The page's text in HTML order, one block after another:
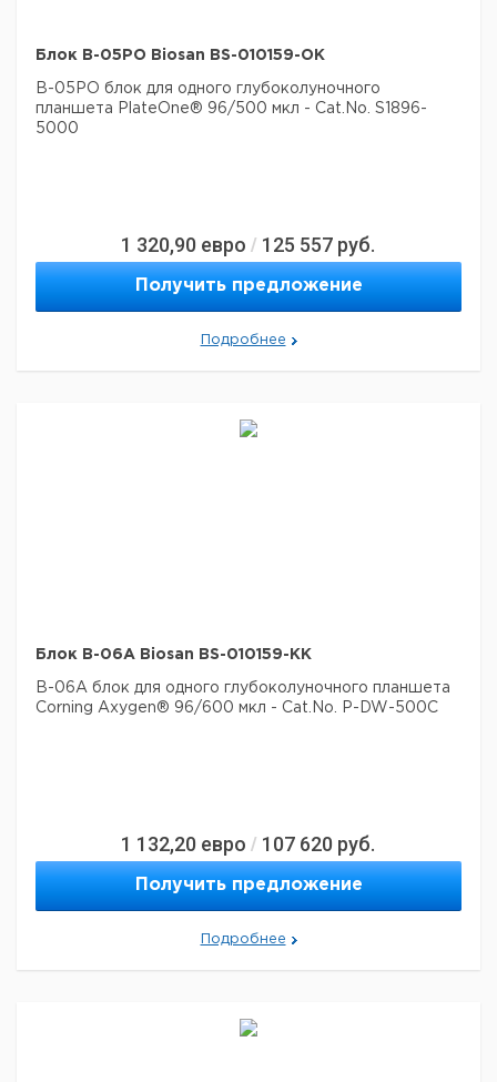
Блок B-05PO Biosan BS-010159-OK
B-05PO блок для одного глубоколуночного
планшета PlateOne® 96/500 мкл - Cat.No. S1896-
5000
1 320,90 евро / 125 557 руб.
Получить предложение
Подробнее
Блок B-06A Biosan BS-010159-KK
B-06A блок для одного глубоколуночного планшета
Corning Axygen® 96/600 мкл - Cat.No. P-DW-500C
1 132,20 евро / 107 620 руб.
Получить предложение
Подробнее